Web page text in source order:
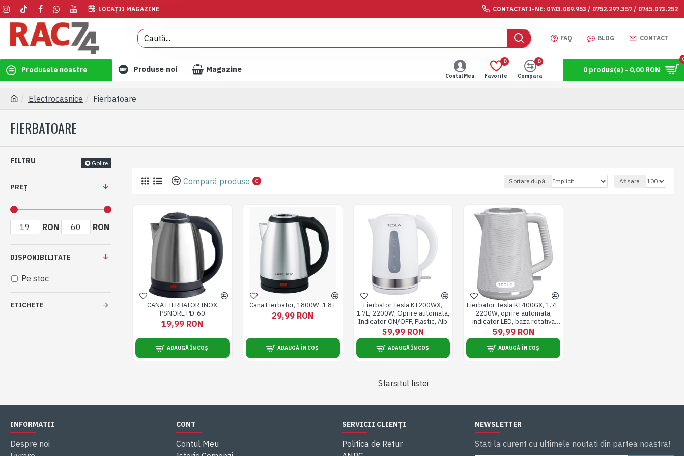
LOCAȚII MAGAZINE CONTACTATI-NE: 0743.089.953 / 0752.297.357 / 0745.073.252
FAQ BLOG CONTACT
Produsele noastre Produse noi Magazine
Contul Meu Favorite
0
Compara
0
0 produs(e) - 0,00 RON
Electrocasnice Fierbatoare
FIERBATOARE
FILTRU Golire
PREȚ
RON RON
ETICHETE
DISPONIBILITATE
Pe stoc
Compară produse 0 Sortare după: Afișare:
CANA FIERBATOR INOX
PSNORE PD-60
19,99 RON
ADAUGĂ ÎN COȘ
Cana Fierbator, 1800W, 1.8 L
29,99 RON
ADAUGĂ ÎN COȘ
Fierbator Tesla KT200WX,
1.7L, 2200W, Oprire automata,
Indicator ON/OFF, Plastic, Alb
59,99 RON
ADAUGĂ ÎN COȘ
Fierbator Tesla KT400GX, 1.7L,
2200W, oprire automata,
indicator LED, baza rotativa
360°, alb/gri
59,99 RON
ADAUGĂ ÎN COȘ
Sfarsitul listei
INFORMATII
Despre noi
CONT
Contul Meu
SERVICII CLIENȚI
Politica de Retur
NEWSLETTER
Stati la curent cu ultimele noutati din partea noastra!